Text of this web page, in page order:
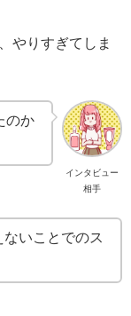
やりすぎてしま
インタビュー
相手
のか
いことでのス